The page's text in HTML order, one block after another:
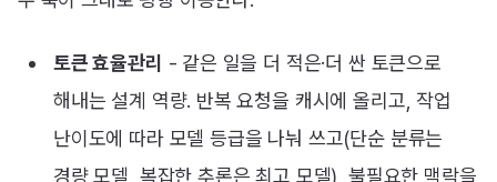
토큰 효율관리 - 같은 일을 더 적은·더 싼 토큰으로
해내는 설계 역량. 반복 요청을 캐시에 올리고, 작업
난이도에 따라 모델 등급을 나눠 쓰고(단순 분류는
경량 모델, 복잡한 추론은 최고 모델), 불필요한 맥락을